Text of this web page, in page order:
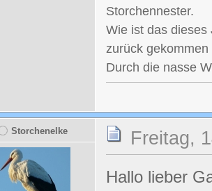
Storchennester.
Wie ist das dieses
zurück
Durch die nasse
Storchenelke Freitag,
Hallo lieber